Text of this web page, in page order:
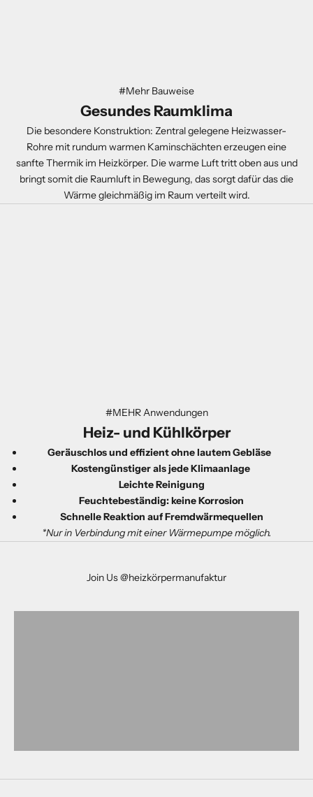
#Mehr Bauweise
Gesundes Raumklima
Die besondere Konstruktion: Zentral gelegene Heizwasser-
Rohre mit rundum warmen Kaminschächten erzeugen eine
sanfte Thermik im Heizkörper. Die warme Luft tritt oben aus und
bringt somit die Raumluft in Bewegung, das sorgt dafür das die
Wärme gleichmäßig im Raum verteilt wird.
#MEHR Anwendungen
Heiz- und Kühlkörper
Geräuschlos und effizient ohne lautem Gebläse
Kostengünstiger als jede Klimaanlage
Leichte Reinigung
Feuchtebeständig: keine Korrosion
Schnelle Reaktion auf Fremdwärmequellen
*Nur in Verbindung mit einer Wärmepumpe möglich.
Join Us @heizkörpermanufaktur